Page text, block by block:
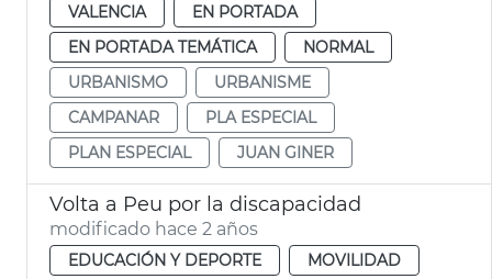
VALENCIA
EN PORTADA
EN PORTADA TEMÁTICA
NORMAL
URBANISMO
URBANISME
CAMPANAR
PLA ESPECIAL
PLAN ESPECIAL
JUAN GINER
Volta a Peu por la discapacidad
modificado hace 2 años
EDUCACIÓN Y DEPORTE
MOVILIDAD